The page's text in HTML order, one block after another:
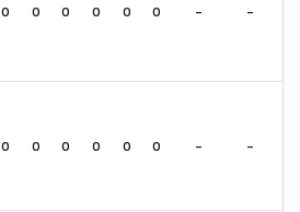
0 0 0 0 0 0 - -
0 0 0 0 0 0 - -